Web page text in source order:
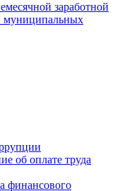
заработной
муниципальных
об оплате труда
финансового